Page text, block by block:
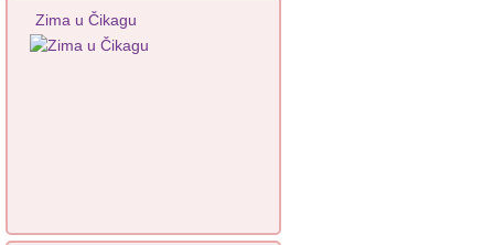
Zima u Čikagu